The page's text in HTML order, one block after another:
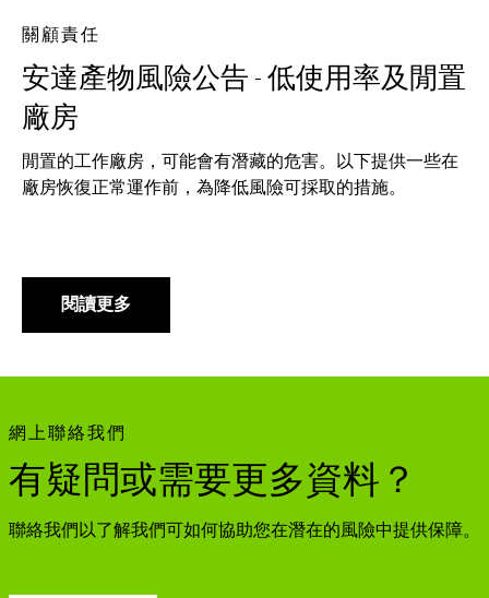
關顧責任
安達產物風險公告 - 低使用率及閒置
廠房
閒置的工作廠房，可能會有潛藏的危害。以下提供一些在
廠房恢復正常運作前，為降低風險可採取的措施。
閱讀更多
網上聯絡我們
有疑問或需要更多資料？
聯絡我們以了解我們可如何協助您在潛在的風險中提供保障。